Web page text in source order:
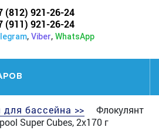
(812) 921-26-24
(911) 921-26-24
, Viber, WhatsApp
бассейна >>
Флокулянт
Super Cubes, 2x170 г